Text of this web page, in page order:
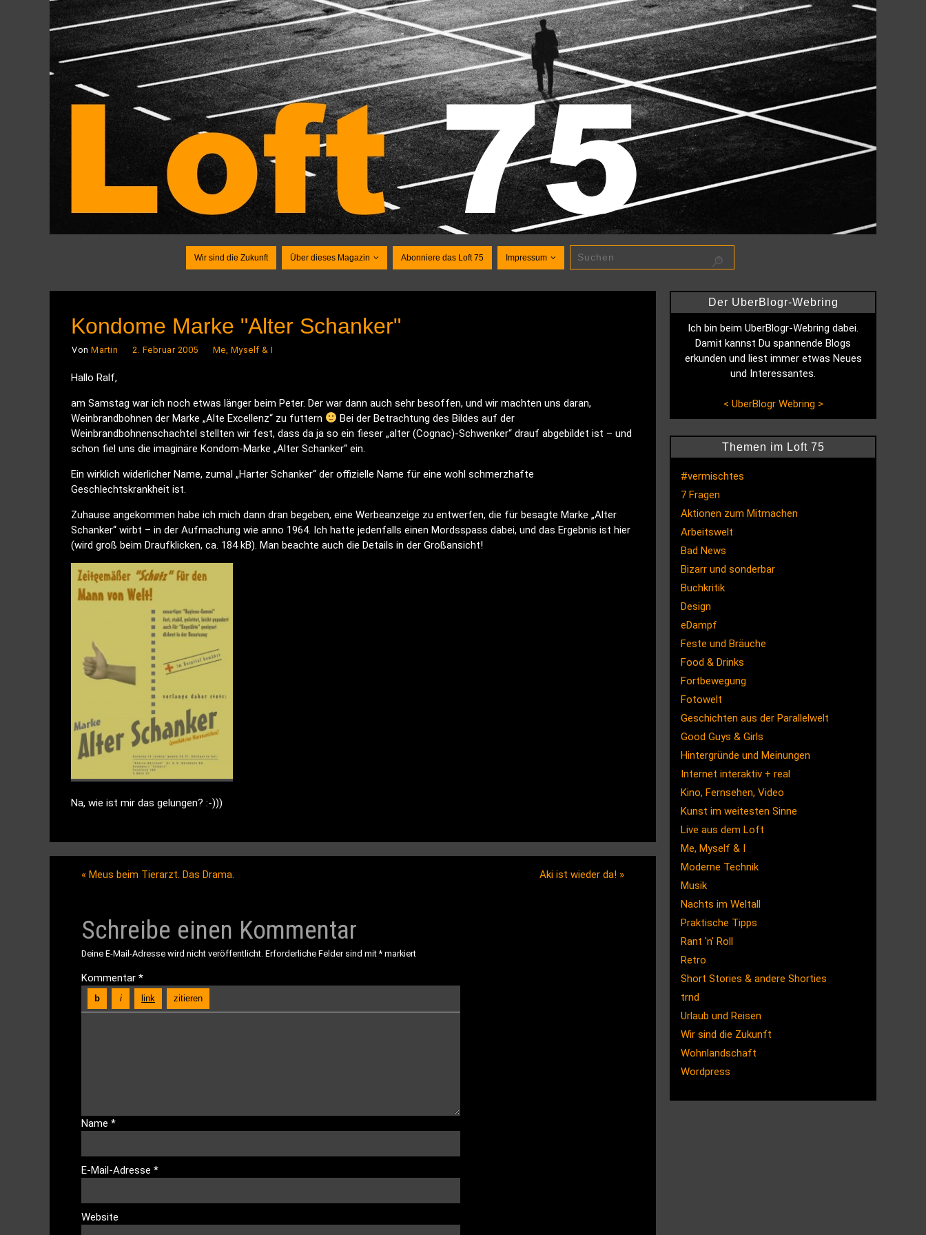
Wir sind die Zukunft Über dieses Magazin Abonniere das Loft 75 Impressum
Kondome Marke "Alter Schanker"
Von Martin 2. Februar 2005 Me, Myself & I
Hallo Ralf,
am Samstag war ich noch etwas länger beim Peter. Der war dann auch sehr besoffen, und wir machten uns daran,
Weinbrandbohnen der Marke „Alte Excellenz“ zu futtern
Bei der Betrachtung des Bildes auf der
Weinbrandbohnenschachtel stellten wir fest, dass da ja so ein fieser „alter (Cognac)-Schwenker“ drauf abgebildet ist – und
schon fiel uns die imaginäre Kondom-Marke „Alter Schanker“ ein.
Ein wirklich widerlicher Name, zumal „Harter Schanker“ der offizielle Name für eine wohl schmerzhafte
Geschlechtskrankheit ist.
Zuhause angekommen habe ich mich dann dran begeben, eine Werbeanzeige zu entwerfen, die für besagte Marke „Alter
Schanker“ wirbt – in der Aufmachung wie anno 1964. Ich hatte jedenfalls einen Mordsspass dabei, und das Ergebnis ist hier
(wird groß beim Draufklicken, ca. 184 kB). Man beachte auch die Details in der Großansicht!
Na, wie ist mir das gelungen? :-)))
« Meus beim Tierarzt. Das Drama. Aki ist wieder da! »
Schreibe einen Kommentar
Deine E-Mail-Adresse wird nicht veröffentlicht. Erforderliche Felder sind mit* markiert
Kommentar *
Name *
E-Mail-Adresse *
Website
Der UberBlogr-Webring
Ich bin beim UberBlogr-Webring dabei.
Damit kannst Du spannende Blogs
erkunden und liest immer etwas Neues
und Interessantes.
< UberBlogr Webring >
Themen im Loft 75
#vermischtes
7 Fragen
Aktionen zum Mitmachen
Arbeitswelt
Bad News
Bizarr und sonderbar
Buchkritik
Design
eDampf
Feste und Bräuche
Food & Drinks
Fortbewegung
Fotowelt
Geschichten aus der Parallelwelt
Good Guys & Girls
Hintergründe und Meinungen
Internet interaktiv + real
Kino, Fernsehen, Video
Kunst im weitesten Sinne
Live aus dem Loft
Me, Myself & I
Moderne Technik
Musik
Nachts im Weltall
Praktische Tipps
Rant 'n' Roll
Retro
Short Stories & andere Shorties
trnd
Urlaub und Reisen
Wir sind die Zukunft
Wohnlandschaft
Wordpress